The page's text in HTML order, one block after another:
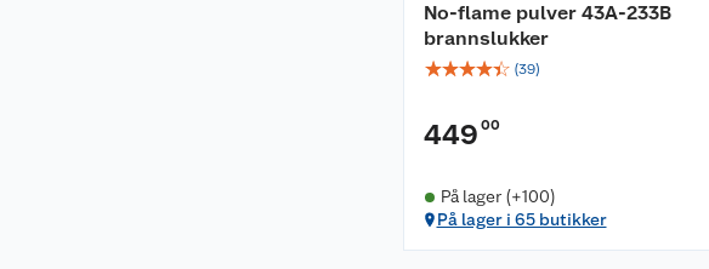
No-flame pulver 43A-233B
brannslukker
☆☆☆☆☆ (39)
449 00
På lager (+100)
På lager i 65 butikker